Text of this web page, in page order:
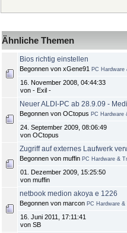
Ähnliche Themen
Bios richtig einstellen
Begonnen von xGene91 PC Hardware
16. November 2008, 04:44:33
von - Exil -
Neuer ALDI-PC ab 28.9.09 -
Begonnen von OCtopus PC Hardware
24. September 2009, 08:06:49
von OCtopus
Zugriff auf externes Laufwerk
Begonnen von muffin PC Hardware &
01. Dezember 2009, 15:25:50
von muffin
netbook medion akoya e 1226
Begonnen von marcon PC Hardware &
16. Juni 2011, 17:11:41
von SB